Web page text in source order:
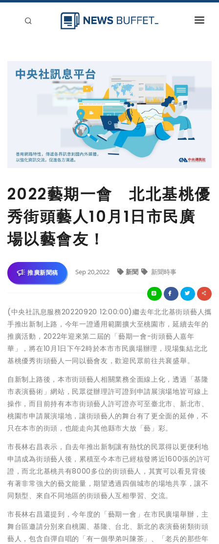
2022藝期一會 北北基桃優
秀街頭藝人10月1日市民廣
場以藝會友！
推廣新聞稿 Sep 20,2022 新聞 新聞時事
(中央社訊息服務20220920 12:00:00)繼去年北北基街頭藝人攜
手推出新制上路，今年一證通用範圍擴大至桃園市，延續去年的
推廣活動，2022年迎來第二屆的「藝期一會-街頭藝人嘉年
華」，將在10月1日下午2時於本市市民廣場辦理，現場集結北北
基桃優秀街頭藝人一同以藝會友，歡迎民眾前往共襄盛舉。
自新制上路後，本市街頭藝人相關業務全面線上化，透過「基隆
市表演藝術」網站，民眾從辦理許可證到申請展演場地皆可線上
操作，而目前持有本市街頭藝人許可證亦可至臺北市、新北市、
桃園市申請展演場地，讓街頭藝人的舞台有了更全面的延伸，不
只在本市的街頭，也能走向其他縣市大放「藝」彩。
市長林右昌表示，自去年推出新制讓有熱忱的民眾得以更便利地
申請成為街頭藝人後，累積至今本市已經核發將近1600張的許可
證，而北北基桃共有8000多位的街頭藝人，其實可以看見背後
有著非常強大的藝文能量，期望透過四個城市的場地共享，讓不
同類型、來自不同地區的街頭藝人互相學習、交流。
市長林右昌還提到，今年度的「藝期一會」在市民廣場舉辦，主
舞台區邀請分別來自桃園、基隆、台北、新北的表演藝術類街頭
藝人，包含自彈自唱的「有一個學弟叫陳茶」、「老兵的那些年